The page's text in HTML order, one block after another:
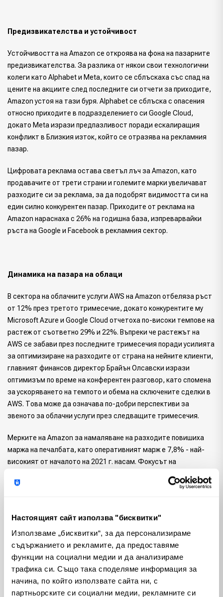
Настоящият сайт използва "бисквитки"
Използваме „бисквитки“, за да персонализираме
съдържанието и рекламите, да предоставяме
функции на социални медии и да анализираме
трафика си. Също така споделяме информация за
начина, по който използвате сайта ни, с
партньорските си социални медии, рекламните си
Предизвикателства и устойчивост
Устойчивостта на Amazon се откроява на фона на пазарните
предизвикателства. За разлика от някои свои технологични
колеги като Alphabet и Meta, които се сблъскаха със спад на
цените на акциите след последните си отчети за приходите,
Amazon устоя на тази буря. Alphabet се сблъска с опасения
относно приходите в подразделението си Google Cloud,
докато Meta изрази предпазливост поради ескалиращия
конфликт в Близкия изток, който се отразява на рекламния
пазар.
Цифровата реклама остава светъл лъч за Amazon, като
продавачите от трети страни и големите марки увеличават
разходите си за реклама, за да подобрят видимостта си на
един силно конкурентен пазар. Приходите от реклама на
Amazon нараснаха с 26% на годишна база, изпреварвайки
ръста на Google и Facebook в рекламния сектор.
Динамика на пазара на облаци
В сектора на облачните услуги AWS на Amazon отбеляза ръст
от 12% през третото тримесечие, докато конкурентите му
Microsoft Azure и Google Cloud отчетоха по-високи темпове на
растеж от съответно 29% и 22%. Въпреки че растежът на
AWS се забави през последните тримесечия поради усилията
за оптимизиране на разходите от страна на нейните клиенти,
главният финансов директор Брайън Олсавски изрази
оптимизъм по време на конферентен разговор, като спомена
за ускоряването на темпото и обема на сключените сделки в
AWS. Това може да означава по-добри перспективи за
звеното за облачни услуги през следващите тримесечия.
Мерките на Amazon за намаляване на разходите повишиха
маржа на печалбата, като оперативният марж е 7,8% - най-
високият от началото на 2021 г. насам. Фокусът на
свързани с изпълнението, доставките и управлението на
Добрите резултати на Amazon през третото тримесечие
показват способността на компанията да се справя с
предизвикателствата, като същевременно продължава да